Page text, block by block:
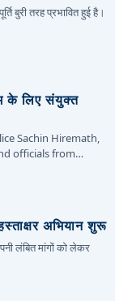
बुरी तरह प्रभावित हुई है।
के लिए संयुक्त
Sachin Hiremath,
officials from…
अभियान शुरू
लंबित मांगों को लेकर